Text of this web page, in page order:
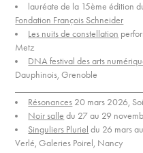
lauréate de la 15ème édition
Fondation François Schneider
Les nuits de constellation
Metz
DNA festival des arts
Dauphinois, Grenoble
Résonances 20 mars 2026,
Noir salle du 27 au 29
Singuliers Pluriel du 26 mars
Verlé, Galeries Poirel, Nancy